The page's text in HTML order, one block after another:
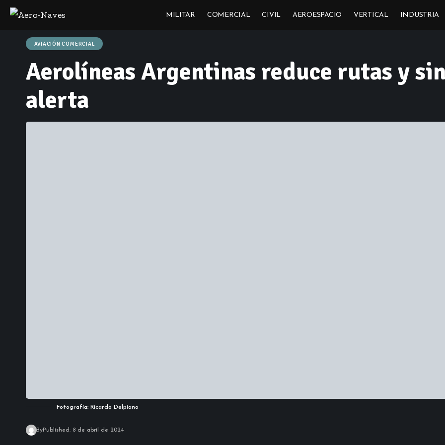
MILITAR COMERCIAL CIVIL AEROESPACIO VERTICAL INDUSTRIA
AVIACIÓN COMERCIAL
Aerolíneas Argentinas reduce rutas y
alerta
Fotografía: Ricardo Delpiano
ByPublished: 8 de abril de 2024